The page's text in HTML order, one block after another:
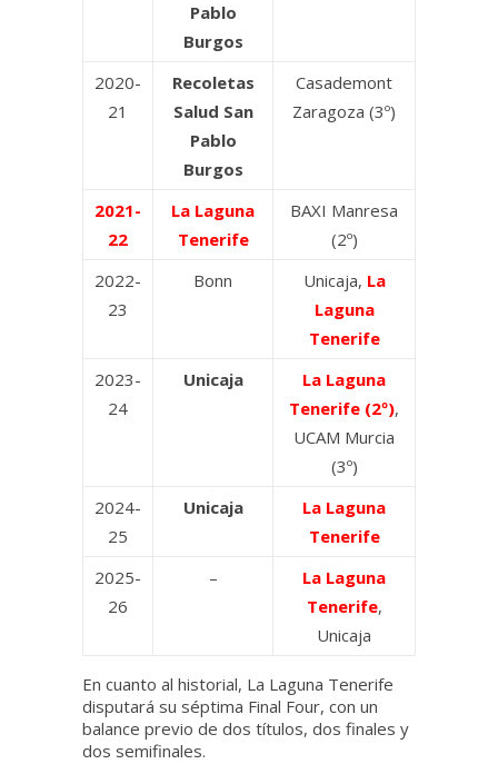
Pablo
Burgos
2020-
21
Recoletas
Salud San
Pablo
Burgos
Casademont
Zaragoza (3º)
2021-
22
La Laguna
Tenerife
BAXI Manresa
(2º)
2022-
23
Bonn Unicaja, La
Laguna
Tenerife
2023-
24
Unicaja
La Laguna
Tenerife (2º),
UCAM Murcia
(3º)
2024-
25
Unicaja
La Laguna
Tenerife
2025-
26
–
La Laguna
Tenerife,
Unicaja
En cuanto al historial, La Laguna Tenerife
disputará su séptima Final Four, con un
balance previo de dos títulos, dos finales y
dos semifinales.